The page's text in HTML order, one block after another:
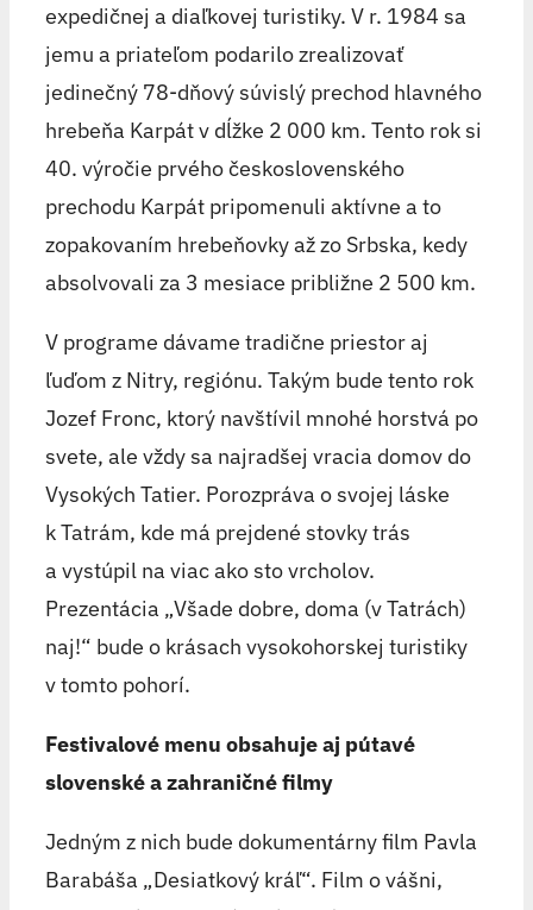
expedičnej a diaľkovej turistiky. V r. 1984 sa
jemu a priateľom podarilo zrealizovať
jedinečný 78-dňový súvislý prechod hlavného
hrebeňa Karpát v dĺžke 2 000 km. Tento rok si
40. výročie prvého československého
prechodu Karpát pripomenuli aktívne a to
zopakovaním hrebeňovky až zo Srbska, kedy
absolvovali za 3 mesiace približne 2 500 km.
V programe dávame tradične priestor aj
ľuďom z Nitry, regiónu. Takým bude tento rok
Jozef Fronc, ktorý navštívil mnohé horstvá po
svete, ale vždy sa najradšej vracia domov do
Vysokých Tatier. Porozpráva o svojej láske
k Tatrám, kde má prejdené stovky trás
a vystúpil na viac ako sto vrcholov.
Prezentácia „Všade dobre, doma (v Tatrách)
naj!“ bude o krásach vysokohorskej turistiky
v tomto pohorí.
Festivalové menu obsahuje aj pútavé
slovenské a zahraničné filmy
Jedným z nich bude dokumentárny film Pavla
Barabáša „Desiatkový kráľ“. Film o vášni,